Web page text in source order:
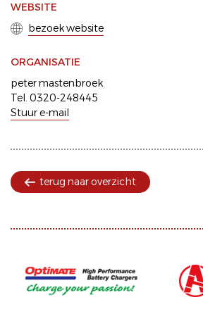
WEBSITE
bezoek website
ORGANISATIE
peter mastenbroek
Tel. 0320-248445
Stuur e-mail
terug naar overzicht